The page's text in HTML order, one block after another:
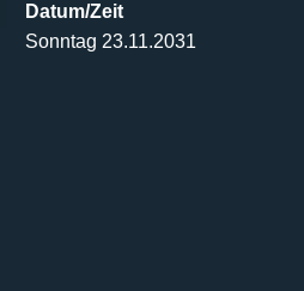
Datum/Zeit
Sonntag 23.11.2031